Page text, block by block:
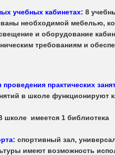
учебных кабинетах: 8
необходимой мебелью,
и оборудование
требованиям и
практических
в школе функционируют
школе имеется 1 библиотека
спортивный зал,
имеют возможность